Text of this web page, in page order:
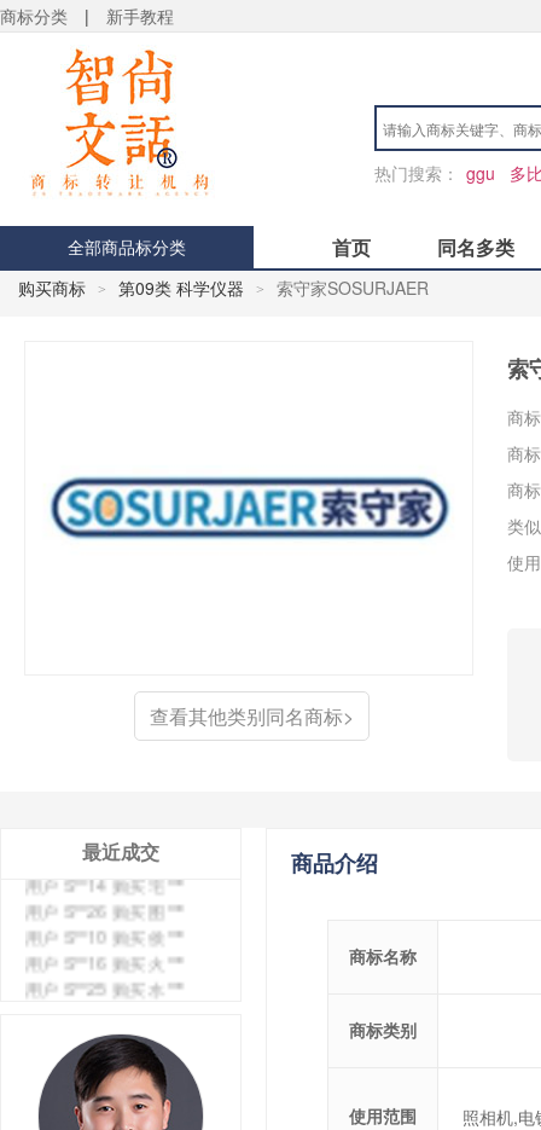
商标分类 | 新手教程
热门搜索： ggu 多
全部商品标分类 首页 同名多类
购买商标 > 第09类 科学仪器 > 索守家SOSURJAER
查看其他类别同名商标>
索
商
商
商
类
使
最近成交
用户 S**4 购买 朴***
用户 S**5 购买 云***
用户 S**3 购买 K***
用户 S**8 购买 专***
用户 S**14 购买 宅***
用户 S**26 购买 图***
用户 S**10 购买 侯***
用户 S**16 购买 火***
用户 S**25 购买 水***
用户 S**33 购买 巴***
用户 S**19 购买 T***
用户 S**22 购买 茶***
用户 S**68 购买 俏***
商品介绍
商标名称
商标类别
使用范围 照相机,